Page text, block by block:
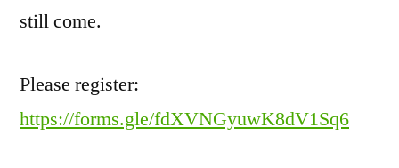
still come.
Please register:
https://forms.gle/fdXVNGyuwK8dV1Sq6